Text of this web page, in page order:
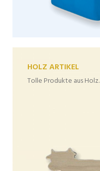
HOLZ ARTIKEL
Tolle Produkte aus Holz.